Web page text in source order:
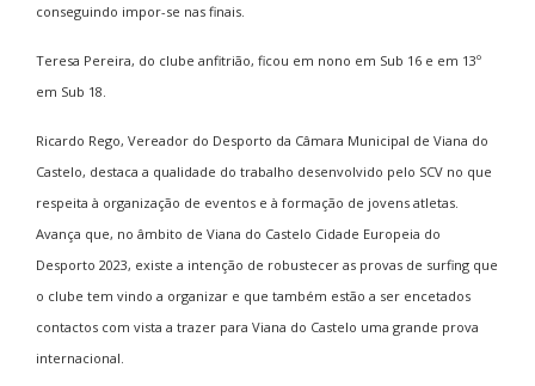
conseguindo impor-se nas finais.
Teresa Pereira, do clube anfitrião, ficou em nono em Sub 16 e em 13º
em Sub 18.
Ricardo Rego, Vereador do Desporto da Câmara Municipal de Viana do
Castelo, destaca a qualidade do trabalho desenvolvido pelo SCV no que
respeita à organização de eventos e à formação de jovens atletas.
Avança que, no âmbito de Viana do Castelo Cidade Europeia do
Desporto 2023, existe a intenção de robustecer as provas de surfing que
o clube tem vindo a organizar e que também estão a ser encetados
contactos com vista a trazer para Viana do Castelo uma grande prova
internacional.